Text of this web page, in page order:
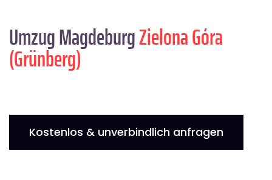
Umzug MagdeburgZielona Góra
(Grünberg)
Kostenlos & unverbindlich anfragen